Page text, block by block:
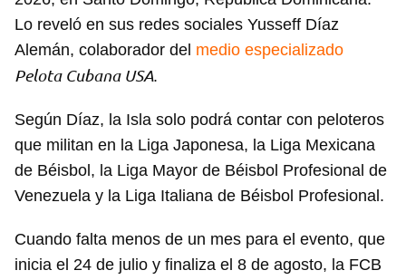
Lo reveló en sus redes sociales Yusseff Díaz
Alemán, colaborador del medio especializado
Pelota Cubana USA.
Según Díaz, la Isla solo podrá contar con peloteros
que militan en la Liga Japonesa, la Liga Mexicana
de Béisbol, la Liga Mayor de Béisbol Profesional de
Venezuela y la Liga Italiana de Béisbol Profesional.
Cuando falta menos de un mes para el evento, que
inicia el 24 de julio y finaliza el 8 de agosto, la FCB